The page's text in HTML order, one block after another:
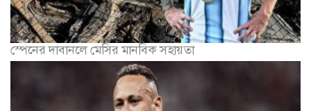
স্পেনের দাবানলে মেসির মানবিক সহায়তা